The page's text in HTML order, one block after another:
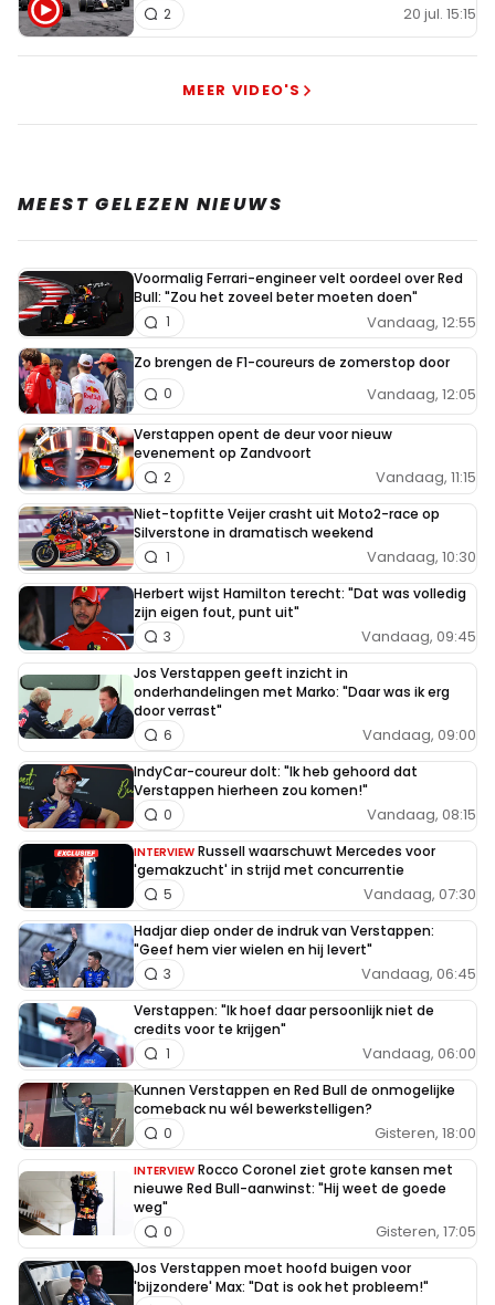
20 jul. 15:15
2
MEER VIDEO'S
MEEST GELEZEN NIEUWS
Voormalig Ferrari-engineer velt oordeel over Red
Bull: "Zou het zoveel beter moeten doen"
Vandaag, 12:55
1
Zo brengen de F1-coureurs de zomerstop door
Vandaag, 12:05
0
Verstappen opent de deur voor nieuw
evenement op Zandvoort
Vandaag, 11:15
2
Niet-topfitte Veijer crasht uit Moto2-race op
Silverstone in dramatisch weekend
Vandaag, 10:30
1
Herbert wijst Hamilton terecht: "Dat was volledig
zijn eigen fout, punt uit"
Vandaag, 09:45
3
Jos Verstappen geeft inzicht in
onderhandelingen met Marko: "Daar was ik erg
door verrast"
Vandaag, 09:00
6
IndyCar-coureur dolt: "Ik heb gehoord dat
Verstappen hierheen zou komen!"
Vandaag, 08:15
0
INTERVIEW Russell waarschuwt Mercedes voor
'gemakzucht' in strijd met concurrentie
Vandaag, 07:30
5
Hadjar diep onder de indruk van Verstappen:
"Geef hem vier wielen en hij levert"
Vandaag, 06:45
3
Verstappen: "Ik hoef daar persoonlijk niet de
credits voor te krijgen"
Vandaag, 06:00
1
Kunnen Verstappen en Red Bull de onmogelijke
comeback nu wél bewerkstelligen?
Gisteren, 18:00
0
INTERVIEW Rocco Coronel ziet grote kansen met
nieuwe Red Bull-aanwinst: "Hij weet de goede
weg"
Gisteren, 17:05
0
Jos Verstappen moet hoofd buigen voor
'bijzondere' Max: "Dat is ook het probleem!"